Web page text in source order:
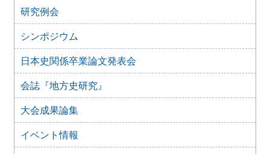
事務局臨時休室のお知らせ【重要】
2020年4月6日
事務局開室日変更のお知らせ【重要】
臨時休室のお知らせ（4月7日・10日）
2020年3月26日
臨時休室のお知らせ
2019年12月20日
臨時休室のお知らせ
研究例会
シンポジウム
日本史関係卒業論文発表会
会誌『地方史研究』
大会成果論集
イベント情報